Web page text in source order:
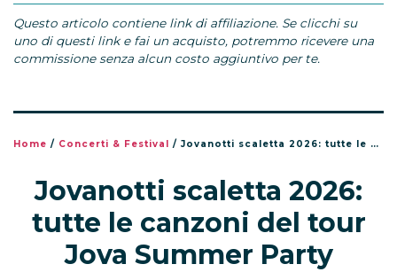
Questo articolo contiene link di affiliazione. Se clicchi su
uno di questi link e fai un acquisto, potremmo ricevere una
commissione senza alcun costo aggiuntivo per te.
Home / Concerti & Festival / Jovanotti scaletta 2026: tutte le canzoni del tour Jova Summer Party
Jovanotti scaletta 2026:
tutte le canzoni del tour
Jova Summer Party